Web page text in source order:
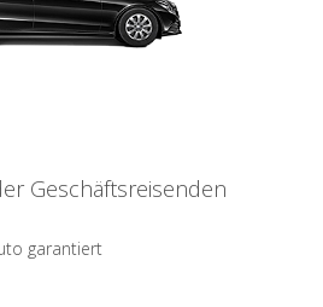
Geschäftsreisenden
garantiert